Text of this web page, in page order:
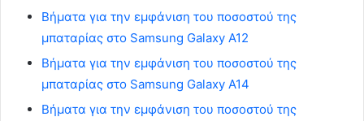
Βήματα για την εμφάνιση του ποσοστού της
μπαταρίας στο Samsung Galaxy A12
Βήματα για την εμφάνιση του ποσοστού της
μπαταρίας στο Samsung Galaxy A14
Βήματα για την εμφάνιση του ποσοστού της